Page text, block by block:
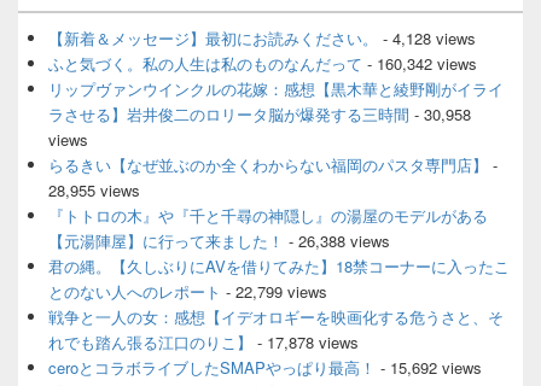
ン
サ
イ
バ
ィ
ェ
エ
ア
【新着＆メッセージ】最初にお読みください。
- 4,128 views
ふと気づく。私の人生は私のものなんだって - 160,342 views
リップヴァンウインクルの花嫁：感想【黒木華と綾野剛がイライ
ラさせる】岩井俊二のロリータ脳が爆発する三時間 - 30,958
views
らるきい【なぜ並ぶのか全くわからない福岡のパスタ専門店】
-
28,955 views
『トトロの木』や『千と千尋の神隠し』の湯屋のモデルがある
【元湯陣屋】に行って来ました！ - 26,388 views
君の縄。【久しぶりにAVを借りてみた】18禁コーナーに入ったこ
とのない人へのレポート - 22,799 views
戦争と一人の女：感想【イデオロギーを映画化する危うさと、そ
れでも踏ん張る江口のりこ】
- 17,878 views
ceroとコラボライブしたSMAPやっぱり最高！ - 15,692 views